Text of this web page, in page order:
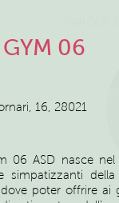
GYM 06
16, 28021
06 ASD nasce
simpatizzanti
poter offrire ai
delle
Gli